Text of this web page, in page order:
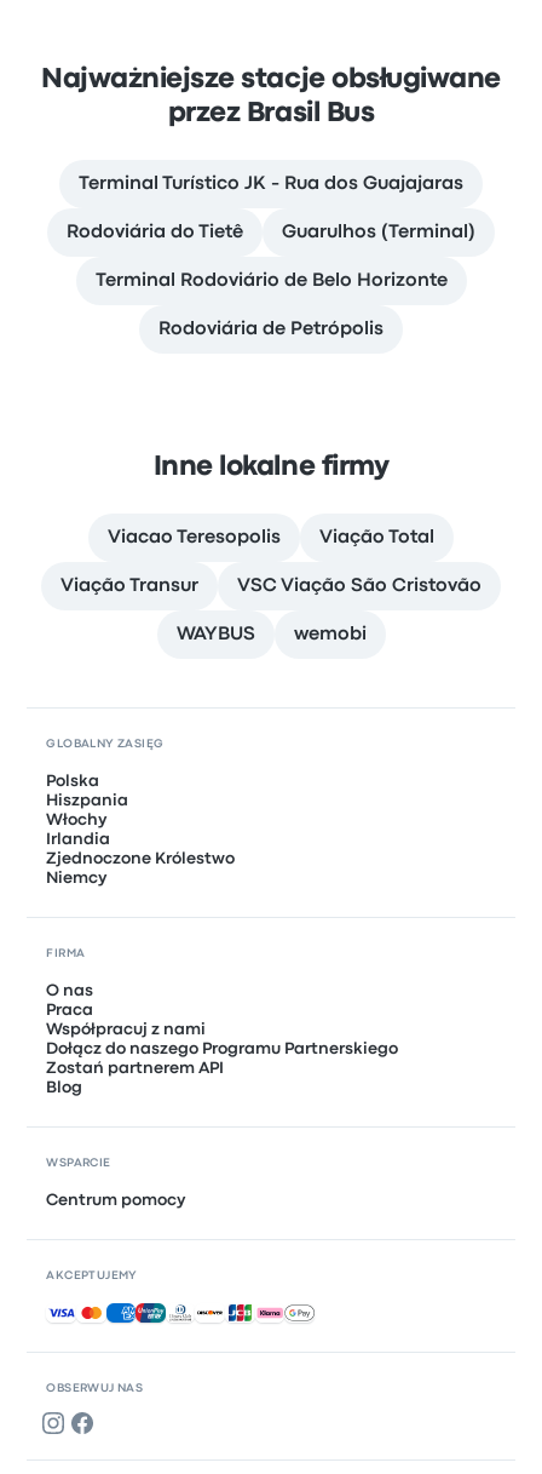
Najważniejsze stacje obsługiwane
przez Brasil Bus
Terminal Turístico JK - Rua dos Guajajaras
Rodoviária do Tietê Guarulhos (Terminal)
Terminal Rodoviário de Belo Horizonte
Rodoviária de Petrópolis
Inne lokalne firmy
Viacao Teresopolis Viação Total
Viação Transur VSC Viação São Cristovão
WAYBUS wemobi
OBSERWUJ NAS
GLOBALNY ZASIĘG
Polska
Hiszpania
Włochy
Irlandia
Zjednoczone Królestwo
Niemcy
FIRMA
O nas
Praca
Współpracuj z nami
Dołącz do naszego Programu Partnerskiego
Zostań partnerem API
Blog
WSPARCIE
Centrum pomocy
AKCEPTUJEMY
Akceptowane płatności